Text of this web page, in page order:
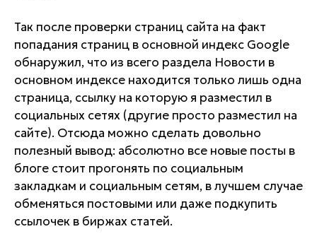
Так после проверки страниц сайта на факт
попадания страниц в основной индекс Google
обнаружил, что из всего раздела Новости в
основном индексе находится только лишь одна
страница, ссылку на которую я разместил в
социальных сетях (другие просто разместил на
сайте). Отсюда можно сделать довольно
полезный вывод: абсолютно все новые посты в
блоге стоит прогонять по социальным
закладкам и социальным сетям, в лучшем случае
обменяться постовыми или даже подкупить
ссылочек в биржах статей.